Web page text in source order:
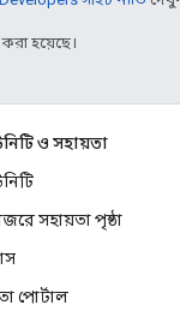
হয়েছে।
ও সহায়তা
সহায়তা পৃষ্ঠা
পোর্টাল